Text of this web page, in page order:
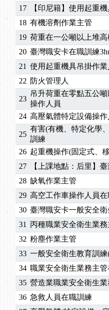
2025/06/06【進修課程】
2025/05/29【進修課程】
2025/04/28 【進修課程】
2025/01/21「高壓氣體製
訓測驗
2025/01/15【線上課程】
2026/07/15【免費研習】
2026/07/08【中心公告】
2026/05/06【產業人才投
2026/04/24
2025/11/11【中心公告】
2025/11/10【中心公告】
2025/10/30
2025/08/20 【進修課程】
2025/08/12【中心公告】
2025/07/06【中心公告】
2025/06/06【進修課程】
2025/05/29【進修課程】
2025/04/28【進修課程】
2025/01/21「高壓氣體製
訓測驗
2025/01/15【線上課程】
2026/07/15【免費研習】
2026/07/08 【中心公告】
2026/05/06【產業人才投
2026/04/24【製程安全評
2025/11/11 【中心公告】
2025/11/10【中心公告】
17
【印尼籍】使用起重
18 有機溶劑作業主管
19 荷重在一公噸以上堆
20 臺灣職安卡在職訓練
21 使用起重機具吊掛作
22 防火管理人
23
吊升荷重在零點五公
操作人員
24 高壓氣體特定設備操作
25
有害(有機、特定化學
訓練
26 起重機操作(固定式、
27
【上課地點：后里】
28 缺氧作業主管
29 高空工作車操作人員在
30 臺灣職安卡一般安全
31 丙種職業安全衛生業務
32 粉塵作業主管
33 一般安全衛生教育訓練
34 職業安全衛生業務主
35 營造業職業安全衛生
36 急救人員在職訓練